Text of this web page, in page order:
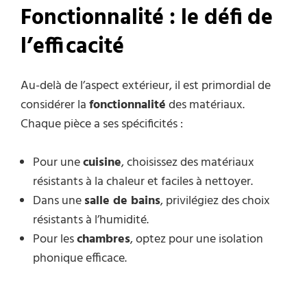
Fonctionnalité : le défi de
l’efficacité
Au-delà de l’aspect extérieur, il est primordial de
considérer lafonctionnalitédes matériaux.
Chaque pièce a ses spécificités :
Pour unecuisine, choisissez des matériaux
résistants à la chaleur et faciles à nettoyer.
Dans unesalle de bains, privilégiez des choix
résistants à l’humidité.
Pour leschambres, optez pour une isolation
phonique efficace.